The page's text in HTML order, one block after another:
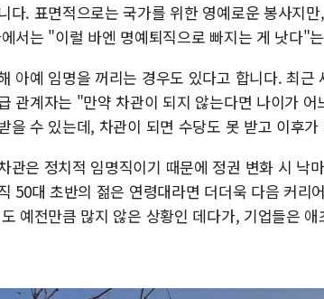
다. 표면적으로는 국가를 위한 영예로운 봉사지
서는 "이럴 바엔 명예퇴직으로 빠지는 게 낫다"
아예 임명을 꺼리는 경우도 있다고 합니다. 최
관계자는 "만약 차관이 되지 않는다면 나이가
을 수 있는데, 차관이 되면 수당도 못 받고 이후
관은 정치적 임명직이기 때문에 정권 변화 시 낙
50대 초반의 젊은 연령대라면 더더욱 다음 커
예전만큼 많지 않은 상황인 데다가, 기업들은